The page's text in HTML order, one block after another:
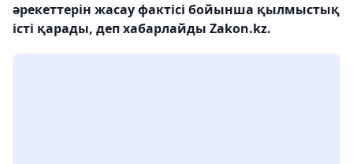
әрекеттерін жасау фактісі бойынша қылмыстық
істі қарады, деп хабарлайды Zakon.kz.